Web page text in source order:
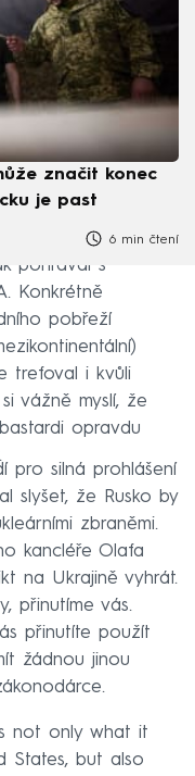
značit konec
je past
6 min čtení
pohrával s
Konkrétně
pobřeží
trefoval i kvůli
vážně myslí, že
opravdu
pro silná prohlášení
slyšet, že Rusko by
zbraněmi.
kancléře Olafa
na Ukrajině vyhrát.
přinutíme vás.
přinutíte použít
žádnou jinou
not only what it
States, but also